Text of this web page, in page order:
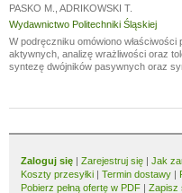
PASKO M.
ADRIKOWSKI T.
Wydawnictwo Politechniki Śląskiej
W podręczniku omówiono
aktywnych, analizę wrażliwości oraz
syntezę dwójników pasywnych oraz
Zaloguj się | Zarejestruj się | Jak
Koszty przesyłki | Termin dostawy |
Pobierz pełną ofertę w PDF | Zapisz